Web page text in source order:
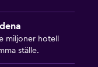
miljoner hotell
ställe.